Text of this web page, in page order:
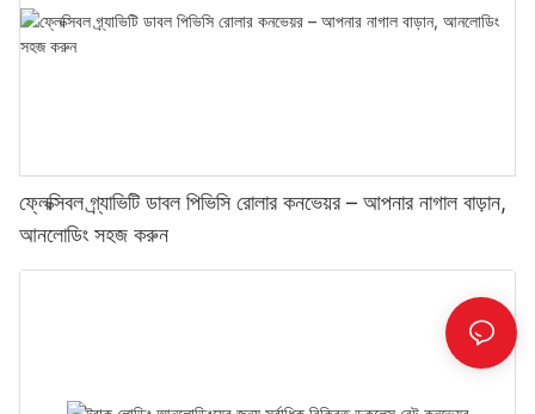
ফ্লেক্সিবল গ্র্যাভিটি ডাবল পিভিসি রোলার কনভেয়র – আপনার নাগাল বাড়ান,
আনলোডিং সহজ করুন